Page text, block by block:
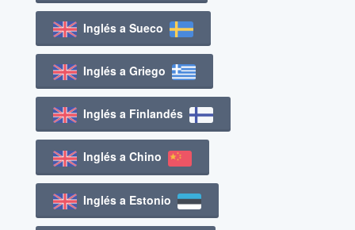
Inglés a Sueco
Inglés a Griego
Inglés a Finlandés
Inglés a Chino
Inglés a Estonio